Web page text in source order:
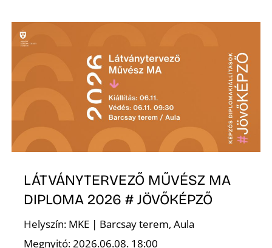
LÁTVÁNYTERVEZŐ MŰVÉSZ MA
DIPLOMA 2026 # JÖVŐKÉPZŐ
Helyszín: MKE | Barcsay terem, Aula
Megnyitó: 2026.06.08. 18:00